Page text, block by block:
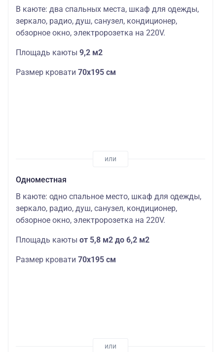
В каюте: два спальных места, шкаф для одежды,
зеркало, радио, душ, санузел, кондиционер,
обзорное окно, электророзетка на 220V.
Площадь каюты 9,2 м2
Размер кровати 70х195 см
Одноместная
В каюте: одно спальное место, шкаф для одежды,
зеркало, радио, душ, санузел, кондиционер,
обзорное окно, электророзетка на 220V.
Площадь каюты от 5,8 м2 до 6,2 м2
Размер кровати 70х195 см